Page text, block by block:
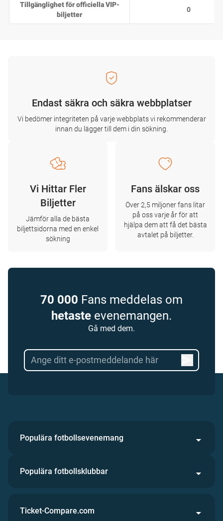
Tillgänglighet för officiella VIP-
biljetter
0
Endast säkra och säkra webbplatser
Vi bedömer integriteten på varje webbplats vi rekommenderar
innan du lägger till dem i din sökning.
Vi Hittar Fler
Biljetter
Jämför alla de bästa
biljettsidorna med en enkel
sökning
Fans älskar oss
Över 2,5 miljoner fans litar
på oss varje år för att
hjälpa dem att få det bästa
avtalet på biljetter.
70 000 Fans meddelas om
hetaste evenemangen.
Gå med dem.
Populära fotbollsevenemang
Populära fotbollsklubbar
Ticket-Compare.com